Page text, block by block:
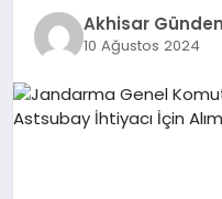
Akhisar
10 Ağustos 2024